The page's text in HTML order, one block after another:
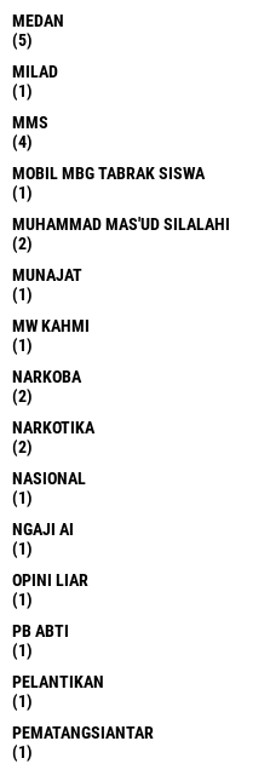
MEDAN
(5)
MILAD
(1)
MMS
(4)
MOBIL MBG TABRAK SISWA
(1)
MUHAMMAD MAS'UD SILALAHI
(2)
MUNAJAT
(1)
MW KAHMI
(1)
NARKOBA
(2)
NARKOTIKA
(2)
NASIONAL
(1)
NGAJI AI
(1)
OPINI LIAR
(1)
PB ABTI
(1)
PELANTIKAN
(1)
PEMATANGSIANTAR
(1)